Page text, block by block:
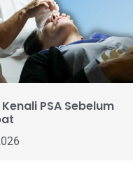
PSA Sebelum